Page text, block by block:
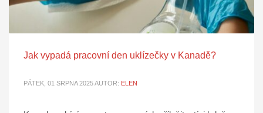
Jak vypadá pracovní den uklízečky v Kanadě?
PÁTEK, 01 SRPNA 2025AUTOR: ELEN